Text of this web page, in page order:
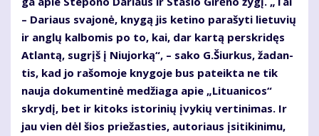
– Da­riaus sva­jo­nė, kny­gą jis ke­ti­no pa­ra­šy­ti lie­tu­vių
ir an­glų kal­bo­mis po to, kai, dar kar­tą per­skri­dęs
At­lan­tą, su­grįš į Niu­jor­ką“, – sa­ko G.Šiur­kus, ža­dan­
tis, kad jo ra­šo­mo­je kny­go­je bus pa­teik­ta ne tik
nau­ja do­ku­men­ti­nė me­džia­ga apie „Li­tu­a­ni­cos“
skry­dį, bet ir ki­toks is­to­ri­nių įvy­kių ver­ti­ni­mas. Ir
jau vien dėl šios prie­žas­ties, au­to­riaus įsi­ti­ki­ni­mu,